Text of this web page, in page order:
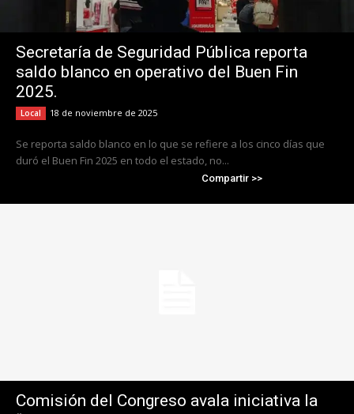
Secretaría de Seguridad Pública reporta
saldo blanco en operativo del Buen Fin
2025.
Local 18 de noviembre de 2025
Se reporta saldo blanco en lo que se refiere a los cinco días que
duró el Buen Fin 2025 en todo el estado, no...
Compartir >>
Comisión del Congreso avala iniciativa la